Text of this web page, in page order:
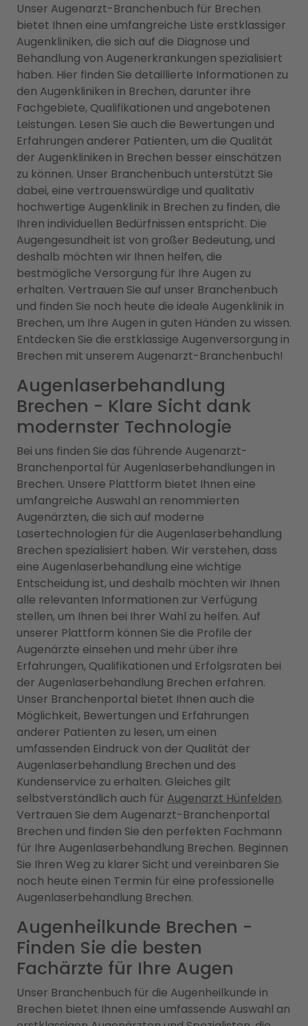
Unser Augenarzt-Branchenbuch für Brechen
bietet Ihnen eine umfangreiche Liste erstklassiger
Augenkliniken, die sich auf die Diagnose und
Behandlung von Augenerkrankungen spezialisiert
haben. Hier finden Sie detaillierte Informationen zu
den Augenkliniken in Brechen, darunter ihre
Fachgebiete, Qualifikationen und angebotenen
Leistungen. Lesen Sie auch die Bewertungen und
Erfahrungen anderer Patienten, um die Qualität
der Augenkliniken in Brechen besser einschätzen
zu können. Unser Branchenbuch unterstützt Sie
dabei, eine vertrauenswürdige und qualitativ
hochwertige Augenklinik in Brechen zu finden, die
Ihren individuellen Bedürfnissen entspricht. Die
Augengesundheit ist von großer Bedeutung, und
deshalb möchten wir Ihnen helfen, die
bestmögliche Versorgung für Ihre Augen zu
erhalten. Vertrauen Sie auf unser Branchenbuch
und finden Sie noch heute die ideale Augenklinik in
Brechen, um Ihre Augen in guten Händen zu wissen.
Entdecken Sie die erstklassige Augenversorgung in
Brechen mit unserem Augenarzt-Branchenbuch!
Augenlaserbehandlung
Brechen - Klare Sicht dank
modernster Technologie
Bei uns finden Sie das führende Augenarzt-
Branchenportal für Augenlaserbehandlungen in
Brechen. Unsere Plattform bietet Ihnen eine
umfangreiche Auswahl an renommierten
Augenärzten, die sich auf moderne
Lasertechnologien für die Augenlaserbehandlung
Brechen spezialisiert haben. Wir verstehen, dass
eine Augenlaserbehandlung eine wichtige
Entscheidung ist, und deshalb möchten wir Ihnen
alle relevanten Informationen zur Verfügung
stellen, um Ihnen bei Ihrer Wahl zu helfen. Auf
unserer Plattform können Sie die Profile der
Augenärzte einsehen und mehr über ihre
Erfahrungen, Qualifikationen und Erfolgsraten bei
der Augenlaserbehandlung Brechen erfahren.
Unser Branchenportal bietet Ihnen auch die
Möglichkeit, Bewertungen und Erfahrungen
anderer Patienten zu lesen, um einen
umfassenden Eindruck von der Qualität der
Augenlaserbehandlung Brechen und des
Kundenservice zu erhalten. Gleiches gilt
selbstverständlich auch für Augenarzt Hünfelden.
Vertrauen Sie dem Augenarzt-Branchenportal
Brechen und finden Sie den perfekten Fachmann
für Ihre Augenlaserbehandlung Brechen. Beginnen
Sie Ihren Weg zu klarer Sicht und vereinbaren Sie
noch heute einen Termin für eine professionelle
Augenlaserbehandlung Brechen.
Augenheilkunde Brechen -
Finden Sie die besten
Fachärzte für Ihre Augen
Unser Branchenbuch für die Augenheilkunde in
Brechen bietet Ihnen eine umfassende Auswahl an